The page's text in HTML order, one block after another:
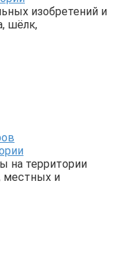
изобретений и
шёлк,
на территории
местных и